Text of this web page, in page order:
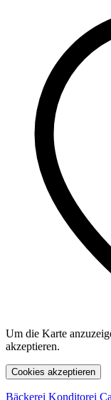
Um die Karte
akzeptieren.
Cookies akzeptieren
Bäckerei Konditorei